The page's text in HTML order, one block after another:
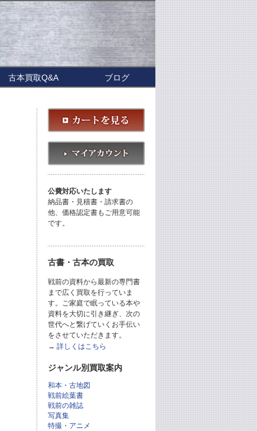
古本買取Q&A ブログ
公費対応いたします
納品書・見積書・請求書の
他、価格認定書もご用意可能
です。
古書・古本の買取
戦前の資料から最新の専門書
まで広く買取を行っていま
す。ご家庭で眠っている本や
資料を大切に引き継ぎ、次の
世代へと繋げていくお手伝い
をさせていただきます。
→ 詳しくはこちら
ジャンル別買取案内
和本・古地図
戦前絵葉書
戦前の雑誌
写真集
特撮・アニメ